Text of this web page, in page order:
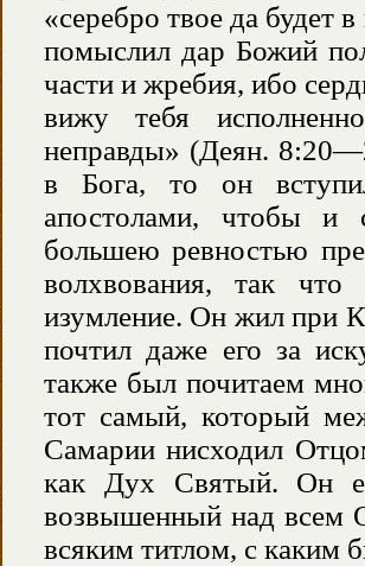
«серебро твое да будет
помыслил дар Божий
части и жребия, ибо
вижу тебя
неправды» (Деян. 8:
в Бога, то он
апостолами, чтобы и
большею ревностью
волхвования, так
изумление. Он жил при
почтил даже его за
также был почитаем
тот самый, который
Самарии нисходил
как Дух Святый. Он
возвышенный над всем
всяким титлом, с каким